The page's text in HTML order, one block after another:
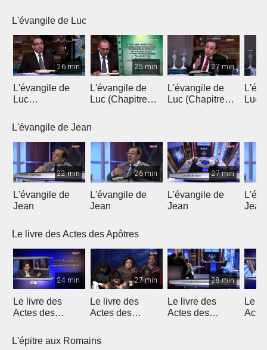
L'évangile de Luc
26 min
L'évangile de
Luc
25 min
L'évangile de
Luc (Chapitre
27 min
L'évangile de
Luc (Chapitre
Luc
L'évangile de Jean
22 min
L'évangile de
Jean
26 min
L'évangile de
Jean
27 min
L'évangile de
Jean
Jean
Le livre des Actes des Apôtres
24 min
Le livre des
Actes des
27 min
Le livre des
Actes des
28 min
Le livre des
Actes des
Le
L'épitre aux Romains